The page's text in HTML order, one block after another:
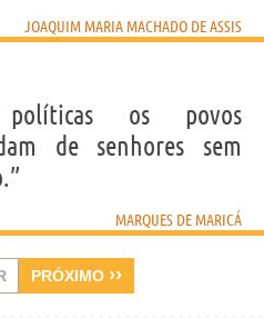
JOAQUIM MARIA MACHADO DE ASSIS
políticas os povos
de senhores sem
MARQUES DE MARICÁ
PRÓXIMO ››